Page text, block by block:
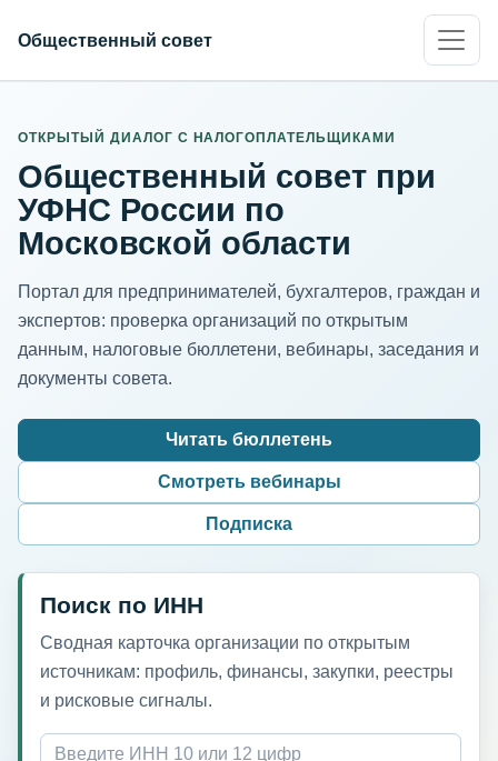
Общественный совет
ОТКРЫТЫЙ ДИАЛОГ С НАЛОГОПЛАТЕЛЬЩИКАМИ
Общественный совет при
УФНС России по
Московской области
Портал для предпринимателей, бухгалтеров, граждан и
экспертов: проверка организаций по открытым
данным, налоговые бюллетени, вебинары, заседания и
документы совета.
Читать бюллетень
Смотреть вебинары
Подписка
Поиск по ИНН
Сводная карточка организации по открытым
источникам: профиль, финансы, закупки, реестры
и рисковые сигналы.
ИНН организации
Адрес для нормализации